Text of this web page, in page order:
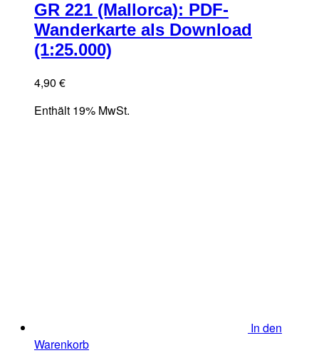
GR 221 (Mallorca): PDF-
Wanderkarte als Download
(1:25.000)
4,90 €
Enthält 19% MwSt.
In den
Warenkorb